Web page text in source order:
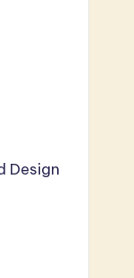
Design